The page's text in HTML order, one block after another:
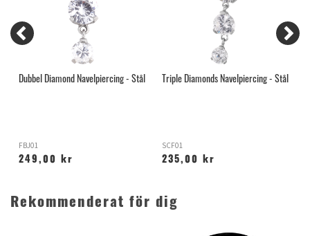
Dubbel Diamond Navelpiercing - Stål
FBJ01
249,00 kr
Triple Diamonds Navelpiercing - Stål
SCF01
235,00 kr
Rekommenderat för dig